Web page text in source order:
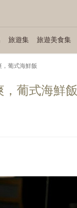
旅遊集 旅遊美食集
葡式海鮮飯
葡式海鮮飯